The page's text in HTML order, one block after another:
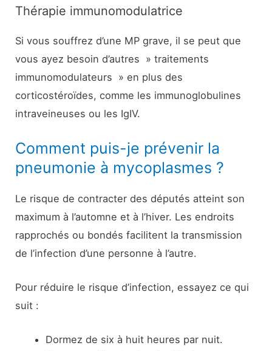
Thérapie immunomodulatrice
Si vous souffrez d’une MP grave, il se peut que
vous ayez besoin d’autres » traitements
immunomodulateurs » en plus des
corticostéroïdes, comme les immunoglobulines
intraveineuses ou les IgIV.
Comment puis-je prévenir la
pneumonie à mycoplasmes ?
Le risque de contracter des députés atteint son
maximum à l’automne et à l’hiver. Les endroits
rapprochés ou bondés facilitent la transmission
de l’infection d’une personne à l’autre.
Pour réduire le risque d’infection, essayez ce qui
suit :
Dormez de six à huit heures par nuit.